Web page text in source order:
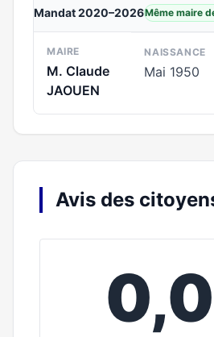
Mandat 2020–2026Même maire
MAIRE
M. Claude
JAOUEN
NAISSANCE
Mai 1950
Avis des
0,0